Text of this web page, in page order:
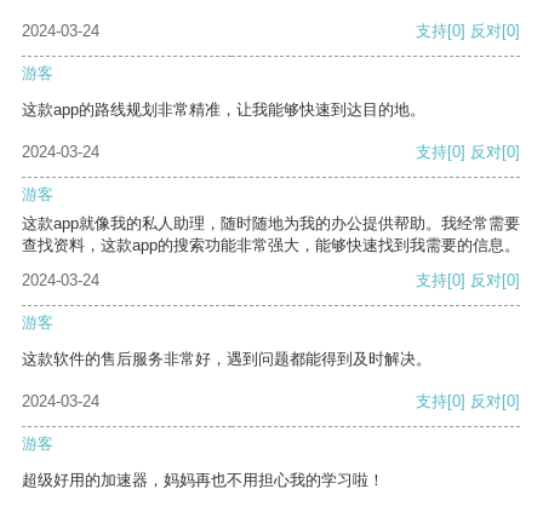
2024-03-24 支持[0] 反对[0]
游客
这款app的路线规划非常精准，让我能够快速到达目的地。
2024-03-24 支持[0] 反对[0]
游客
这款app就像我的私人助理，随时随地为我的办公提供帮助。我经常需要
查找资料，这款app的搜索功能非常强大，能够快速找到我需要的信息。
2024-03-24
支持[0] 反对[0]
游客
这款软件的售后服务非常好，遇到问题都能得到及时解决。
2024-03-24 支持[0] 反对[0]
游客
超级好用的加速器，妈妈再也不用担心我的学习啦！